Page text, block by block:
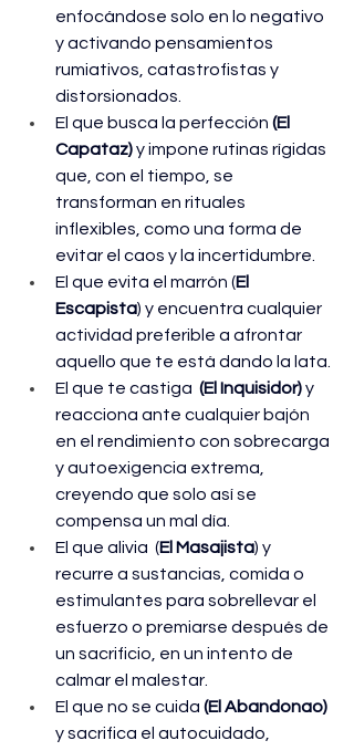
enfocándose solo en lo negativo
y activando pensamientos
rumiativos, catastrofistas y
distorsionados.
El que busca la perfección (El
Capataz) y impone rutinas rígidas
que, con el tiempo, se
transforman en rituales
inflexibles, como una forma de
evitar el caos y la incertidumbre.
El que evita el marrón (El
Escapista) y encuentra cualquier
actividad preferible a afrontar
aquello que te está dando la lata.
El que te castiga (El Inquisidor) y
reacciona ante cualquier bajón
en el rendimiento con sobrecarga
y autoexigencia extrema,
creyendo que solo así se
compensa un mal día.
El que alivia  (El Masajista) y
recurre a sustancias, comida o
estimulantes para sobrellevar el
esfuerzo o premiarse después de
un sacrificio, en un intento de
calmar el malestar.
El que no se cuida (El Abandonao)
ysacrifica el autocuidado,